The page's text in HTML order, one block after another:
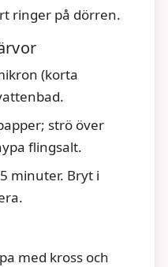
ringer på dörren.
(korta
strö över
flingsalt.
minuter. Bryt i
med kross och